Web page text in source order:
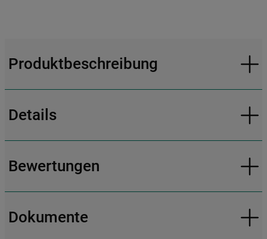
Produktbeschreibung
Details
Bewertungen
Dokumente